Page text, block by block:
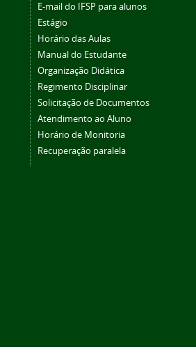
E-mail do IFSP para alunos
Estágio
Horário das Aulas
Manual do Estudante
Organização Didática
Regimento Disciplinar
Solicitação de Documentos
Atendimento ao Aluno
Horário de Monitoria
Recuperação paralela